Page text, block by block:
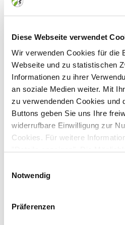
Diese Webseite verwendet
Wir verwenden Cookies für die
Webseite und zu statistischen
Informationen zu ihrer
an soziale Medien weiter. Mit
zu verwendenden Cookies und
Buttons geben Sie uns Ihre
widerrufbare Einwilligung zur
Cookies. Für weitere
Datenschutzerklärung
Notwendig
Präferenzen
Veranstaltungsort:
Malteser Hilfsdienst e. V. Schule
Anbieter:
Malteser Hilfsdienst e. V.
Zurück zur Übersicht
Anbieter.